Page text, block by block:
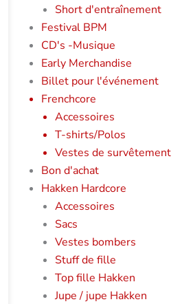
Short d'entraînement
Festival BPM
CD's -Musique
Early Merchandise
Billet pour l'événement
Frenchcore
Accessoires
T-shirts/Polos
Vestes de survêtement
Bon d'achat
Hakken Hardcore
Accessoires
Sacs
Vestes bombers
Stuff de fille
Top fille Hakken
Jupe / jupe Hakken